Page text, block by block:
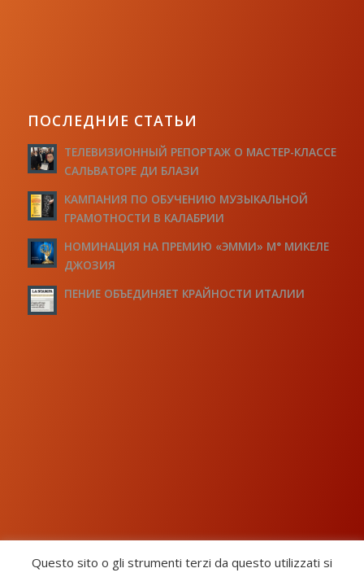
ПОСЛЕДНИЕ СТАТЬИ
ТЕЛЕВИЗИОННЫЙ РЕПОРТАЖ О МАСТЕР-КЛАССЕ
САЛЬВАТОРЕ ДИ БЛАЗИ
КАМПАНИЯ ПО ОБУЧЕНИЮ МУЗЫКАЛЬНОЙ
ГРАМОТНОСТИ В КАЛАБРИИ
НОМИНАЦИЯ НА ПРЕМИЮ «ЭММИ» М° МИКЕЛЕ
ДЖОЗИЯ
ПЕНИЕ ОБЪЕДИНЯЕТ КРАЙНОСТИ ИТАЛИИ
Questo sito o gli strumenti terzi da questo utilizzati si